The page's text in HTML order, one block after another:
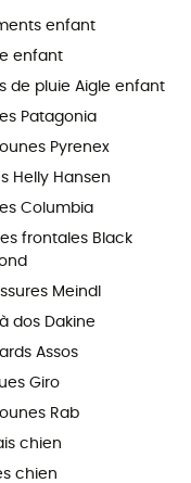
enfant
enfant
de pluie Aigle enfant
Patagonia
Pyrenex
Helly Hansen
Columbia
frontales Black
Meindl
dos Dakine
Assos
Giro
Rab
chien
chien